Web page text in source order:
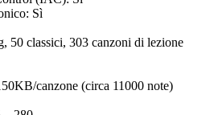
Sì
50 classici, 303 canzoni di lezione
canzone (circa 11000 note)